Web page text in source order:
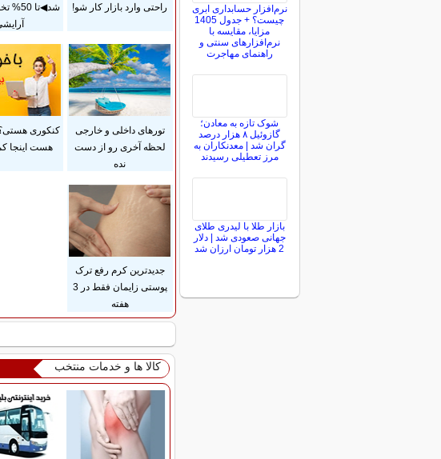
راحتی وارد بازار کار شو!
شد◀تا
تورهای داخلی و خارجی
لحظه آخری رو از دست
نده
کنکوری
هست اینجا
جدیدترین کرم رفع ترک
پوستی زایمان فقط در 3
هفته
کالا ها و خدمات منتخب
نرم‌افزار حسابداری ابری
چیست؟ + جدول 1405
مزایا، مقایسه با
نرم‌افزارهای سنتی و
راهنمای مهاجرت
شوک تازه به معادن؛
گازوئیل ۸ هزار درصد
گران شد | معدنکاران به
مرز تعطیلی رسیدند
بازار طلا با لیدری طلای
جهانی صعودی شد | دلار
2 هزار تومان ارزان شد